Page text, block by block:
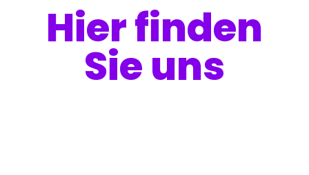
Hier finden
Sie uns